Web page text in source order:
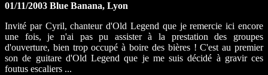
01/11/2003 Blue Banana, Lyon
Invité par Cyril, chanteur d'Old Legend que je remercie ici encore
une fois, je n'ai pas pu assister à la prestation des groupes
d'ouverture, bien trop occupé à boire des bières ! C'est au premier
son de guitare d'Old Legend que je me suis décidé à gravir ces
foutus escaliers ...